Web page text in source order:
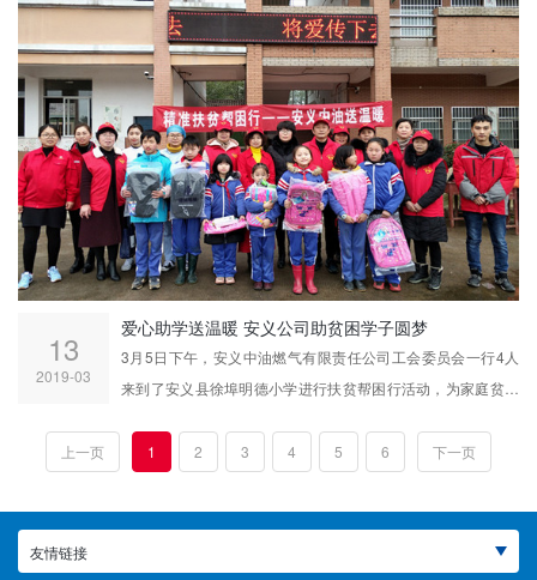
13
2019-03
爱心助学送温暖 安义公司助贫困学子圆梦
3月5日下午，安义中油燃气有限责任公司工会委员会一行4人
来到了安义县徐埠明德小学进行扶贫帮困行活动，为家庭贫困
上一页
1 2 3 4 5 6 下一页
友情链接